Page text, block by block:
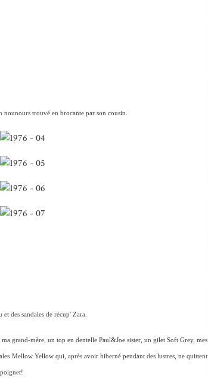
nounours trouvé en brocante par son cousin.
des sandales de récup' Zara.
grand-mère, un top en dentelle Paul&Joe sister, un gilet Soft Grey, mes
Mellow Yellow qui, après avoir hiberné pendant des lustres, ne quittent